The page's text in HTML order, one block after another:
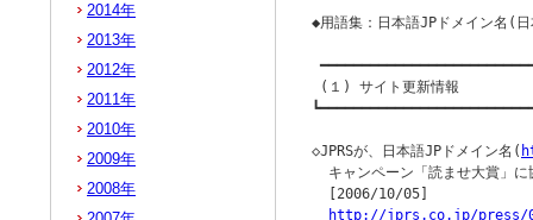
◆用語集：日本語JPドメイン名(
(１) サイト更新情報
◇JPRSが、日本語JPドメイン名(
キャンペーン「読ませ大賞」
  [2006/10/05]
http://jprs.co.jp/press/
2014年
2013年
2012年
2011年
2010年
2009年
2008年